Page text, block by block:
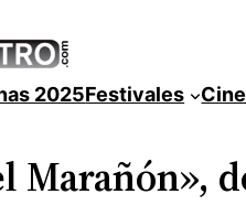
2025Festivales
Marañón»,